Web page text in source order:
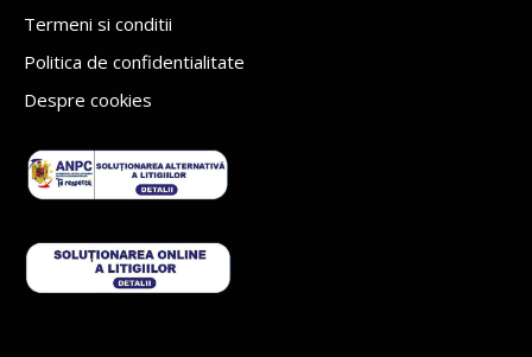
Termeni si conditii
Politica de confidentialitate
Despre cookies